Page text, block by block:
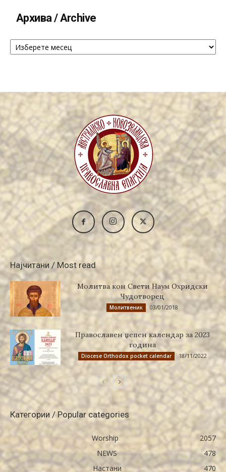
Архива / Archive
Архива
Најчитани / Most read
Молитва кон Свети Наум Охридски
Чудотворец
Молитвеник 03/01/2018
Православен џепен календар за 2023
година
Diocese Orthodox pocket calendar 18/11/2022
Категории / Popular categories
Worship
2057
NEWS
478
Настани
470